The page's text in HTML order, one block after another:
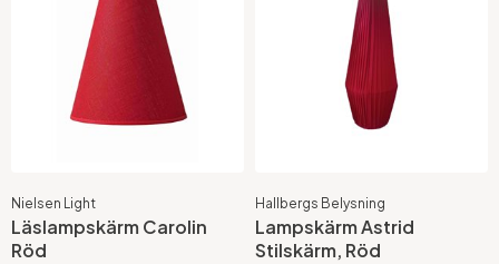
Nielsen Light
Läslampskärm Carolin
Röd
Hallbergs Belysning
Lampskärm Astrid
Stilskärm, Röd